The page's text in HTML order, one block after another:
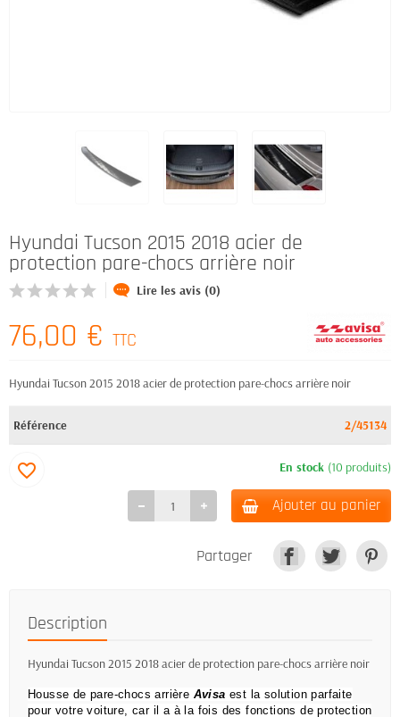
Hyundai Tucson 2015 2018 acier de
protection pare-chocs arrière noir
Lire les avis (0)
76,00 € TTC
Hyundai Tucson 2015 2018 acier de protection pare-chocs arrière noir
Référence 2/45134
En stock (10 produits)
Ajouter au panier
favorite_border
Partager
Description
Hyundai Tucson 2015 2018 acier de protection pare-chocs arrière noir
Housse de pare-chocs arrière Avisa est la solution parfaite
pour votre voiture, car il a à la fois des fonctions de protection